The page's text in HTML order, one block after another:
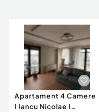
Apartament 4 Camere
I Iancu Nicolae I